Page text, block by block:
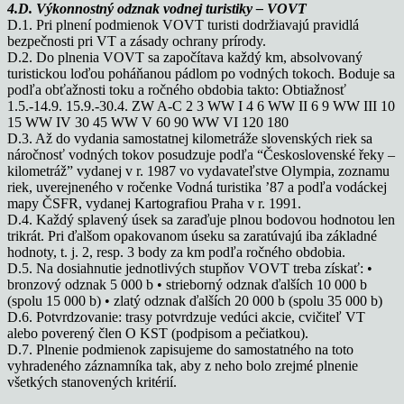
4.D. Výkonnostný odznak vodnej turistiky – VOVT
D.1. Pri plnení podmienok VOVT turisti dodržiavajú pravidlá
bezpečnosti pri VT a zásady ochrany prírody.
D.2. Do plnenia VOVT sa započítava každý km, absolvovaný
turistickou loďou poháňanou pádlom po vodných tokoch. Boduje sa
podľa obťažnosti toku a ročného obdobia takto: Obtiažnosť
1.5.-14.9. 15.9.-30.4. ZW A-C 2 3 WW I 4 6 WW II 6 9 WW III 10
15 WW IV 30 45 WW V 60 90 WW VI 120 180
D.3. Až do vydania samostatnej kilometráže slovenských riek sa
náročnosť vodných tokov posudzuje podľa “Československé řeky –
kilometráž” vydanej v r. 1987 vo vydavateľstve Olympia, zoznamu
riek, uverejneného v ročenke Vodná turistika ’87 a podľa vodáckej
mapy ČSFR, vydanej Kartografiou Praha v r. 1991.
D.4. Každý splavený úsek sa zaraďuje plnou bodovou hodnotou len
trikrát. Pri ďalšom opakovanom úseku sa zaratúvajú iba základné
hodnoty, t. j. 2, resp. 3 body za km podľa ročného obdobia.
D.5. Na dosiahnutie jednotlivých stupňov VOVT treba získať: •
bronzový odznak 5 000 b • strieborný odznak ďalších 10 000 b
(spolu 15 000 b) • zlatý odznak ďalších 20 000 b (spolu 35 000 b)
D.6. Potvrdzovanie: trasy potvrdzuje vedúci akcie, cvičiteľ VT
alebo poverený člen O KST (podpisom a pečiatkou).
D.7. Plnenie podmienok zapisujeme do samostatného na toto
vyhradeného záznamníka tak, aby z neho bolo zrejmé plnenie
všetkých stanovených kritérií.